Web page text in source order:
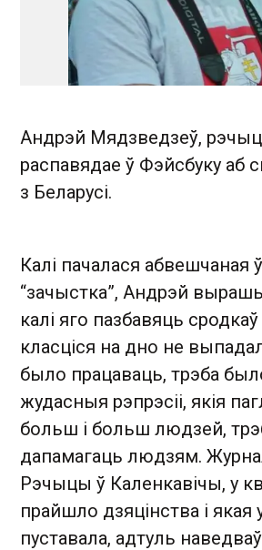
Андрэй Мядзведзеў,
распавядае ў Фэйсбуку аб
з Беларусі.
Калі пачалася абвешчаная
“зачыстка”, Андрэй
калі яго пазбавяць
класціся на дно не
было працаваць, трэба
жудасныя рэпрэсіі, якія
больш і больш людзей,
дапамагаць людзям.
Рэчыцы ў Каленкавічы, у
прайшло дзяцінства і якая
пуставала, адтуль